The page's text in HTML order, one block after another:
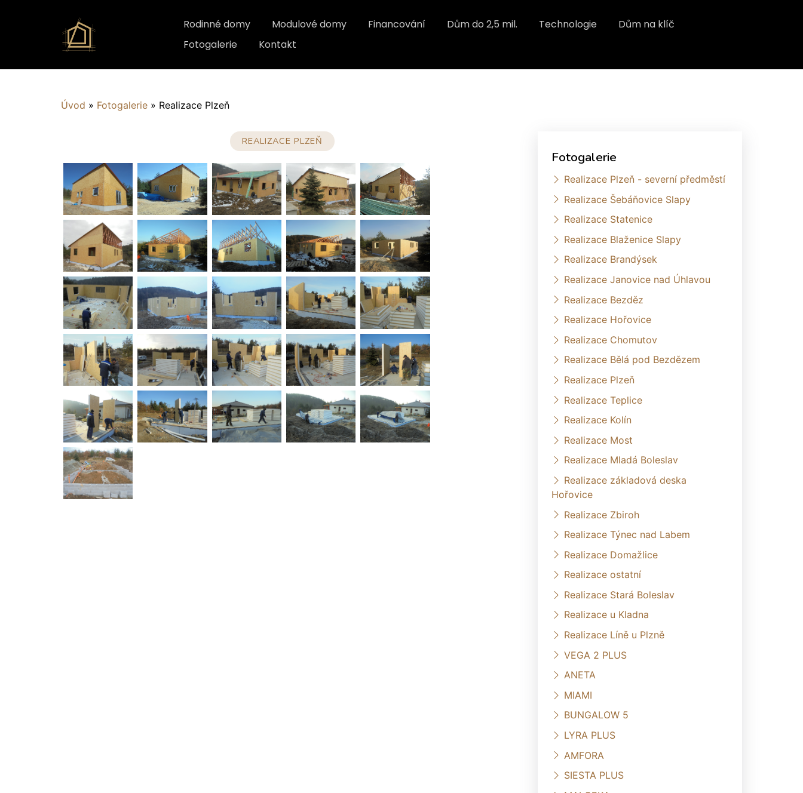
Rodinné domy Modulové domy Financování Dům do 2,5 mil. Technologie
Dům na klíč
Fotogalerie
Kontakt
Úvod » Fotogalerie » Realizace Plzeň
REALIZACE PLZEŇ
Fotogalerie
Realizace Plzeň - severní předměstí
Realizace Šebáňovice Slapy
Realizace Statenice
Realizace Blaženice Slapy
Realizace Brandýsek
Realizace Janovice nad Úhlavou
Realizace Bezděz
Realizace Hořovice
Realizace Chomutov
Realizace Bělá pod Bezdězem
Realizace Plzeň
Realizace Teplice
Realizace Kolín
Realizace Most
Realizace Mladá Boleslav
Realizace základová deska
Hořovice
Realizace Zbiroh
Realizace Týnec nad Labem
Realizace Domažlice
Realizace ostatní
Realizace Stará Boleslav
Realizace u Kladna
Realizace Líně u Plzně
VEGA 2 PLUS
ANETA
MIAMI
BUNGALOW 5
LYRA PLUS
AMFORA
SIESTA PLUS